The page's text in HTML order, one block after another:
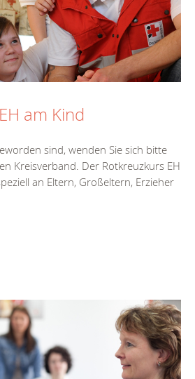
am Kind
sind, wenden Sie sich bitte
Kreisverband. Der Rotkreuzkurs EH
an Eltern, Großeltern, Erzieher